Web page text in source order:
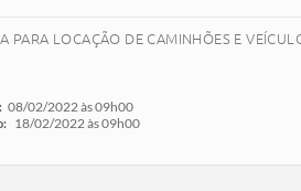
PARA LOCAÇÃO DE CAMINHÕES E
08/02/2022 às 09h00
18/02/2022 às 09h00